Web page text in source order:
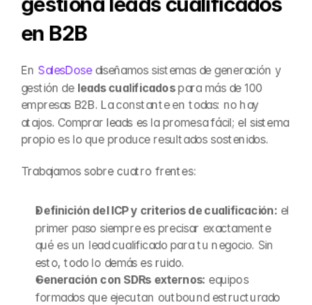
en B2B
En SalesDose diseñamos sistemas de generación y
gestión de leads cualificados para más de 100
empresas B2B. La constante en todas: no hay
atajos. Comprar leads es la promesa fácil; el sistema
propio es lo que produce resultados sostenidos.
Trabajamos sobre cuatro frentes:
Definición del ICP y criterios de cualificación: el
primer paso siempre es precisar exactamente
qué es un lead cualificado para tu negocio. Sin
esto, todo lo demás es ruido.
Generación con SDRs externos: equipos
formados que ejecutan outbound estructurado